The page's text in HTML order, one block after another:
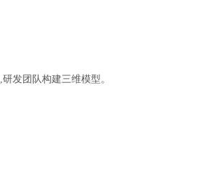
,研发团队构建三维模型。